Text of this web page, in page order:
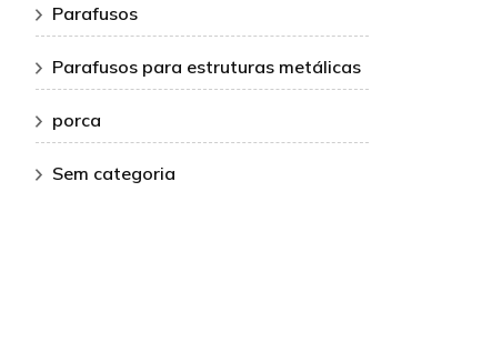
Parafusos
Parafusos para estruturas metálicas
porca
Sem categoria